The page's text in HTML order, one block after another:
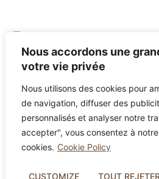
Nous accordons une
votre vie privée
Nous utilisons des cookies pour
de navigation, diffuser des
personnalisés et analyser notre
accepter", vous consentez à
cookies. Cookie Policy
CUSTOMIZE TOUT
Mas Picagnol, Carrer de la
TERMES
Un èxit